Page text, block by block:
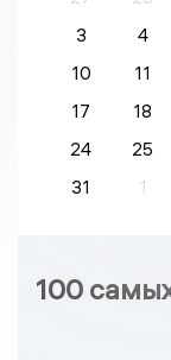
3
4
10
11
17
18
24
25
31
1
100